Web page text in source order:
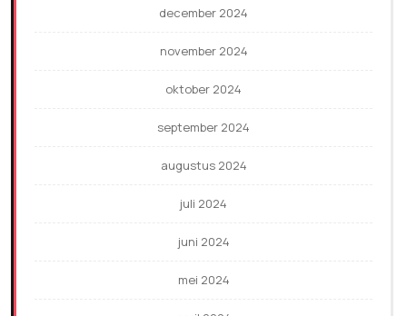
december 2024
november 2024
oktober 2024
september 2024
augustus 2024
juli 2024
juni 2024
mei 2024